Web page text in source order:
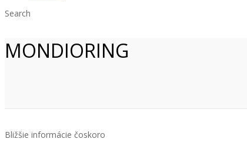
Search
MONDIORING
Bližšie informácie čoskoro